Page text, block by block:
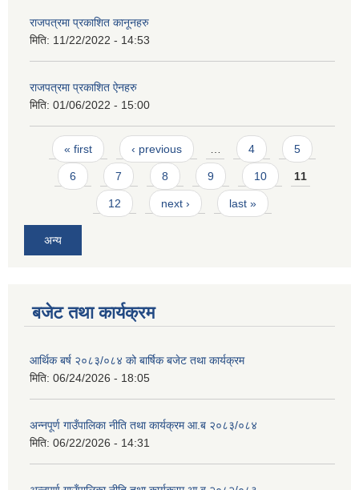
राजपत्रमा प्रकाशित कानूनहरु
मिति: 11/22/2022 - 14:53
राजपत्रमा प्रकाशित ऐनहरु
मिति: 01/06/2022 - 15:00
Pages
« first ‹ previous 4 5
6 7 8 9 10 11
12 next › last »
अन्य
बजेट तथा कार्यक्रम
आर्थिक बर्ष २०८३/०८४ को बार्षिक बजेट तथा कार्यक्रम
मिति: 06/24/2026 - 18:05
अन्नपूर्ण गाउँपालिका नीति तथा कार्यक्रम आ.ब २०८३/०८४
मिति: 06/22/2026 - 14:31